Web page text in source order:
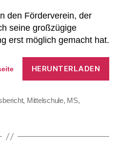
den Förderverein, der
seine großzügige
erst möglich gemacht hat.
HERUNTERLADEN
, Mittelschule, MS,